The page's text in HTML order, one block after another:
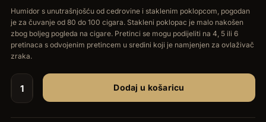
Humidor s unutrašnjošću od cedrovine i staklenim poklopcom, pogodan
je za čuvanje od 80 do 100 cigara. Stakleni poklopac je malo nakošen
zbog boljeg pogleda na cigare. Pretinci se mogu podijeliti na 4, 5 ili 6
pretinaca s odvojenim pretincem u sredini koji je namjenjen za ovlaživač
zraka.
Hermoso
Dodaj u košaricu